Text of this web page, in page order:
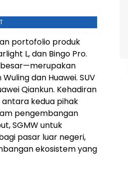
portofolio produk
L, dan Bingo Pro.
besar—merupakan
dan Huawei. SUV
Qiankun. Kehadiran
kedua pihak
pengembangan
SGMW untuk
pasar luar negeri,
ekosistem yang